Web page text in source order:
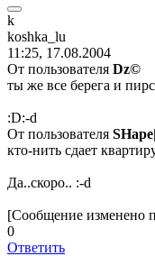
k
koshka_lu
11:25, 17.08.2004
От пользователя Dz©
ты же все берега и
:D:-d
От пользователя
кто-нить сдает
Да..скоро.. :-d
[Сообщение изменено
0
Ответить